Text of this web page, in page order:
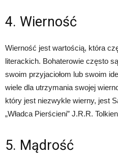
4. Wierność
Wierność jest wartością, która
literackich. Bohaterowie często
swoim przyjaciołom lub swoim
wiele dla utrzymania swojej
który jest niezwykle wierny, jest
„Władca Pierścieni” J.R.R.
5. Mądrość